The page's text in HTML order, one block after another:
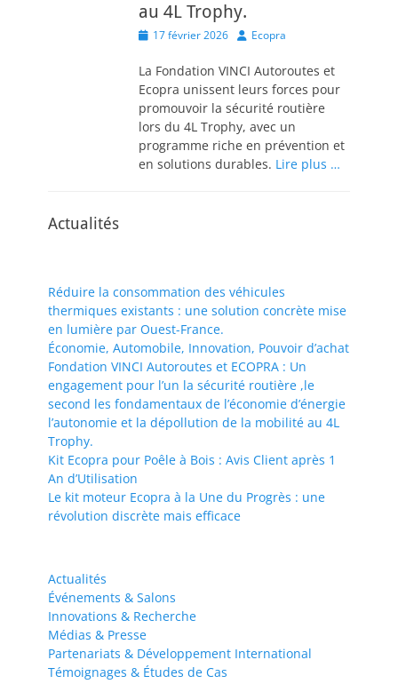
au 4L Trophy.
Posted17 février 2026 AuthorEcopra
La Fondation VINCI Autoroutes et
Ecopra unissent leurs forces pour
promouvoir la sécurité routière
lors du 4L Trophy, avec un
programme riche en prévention et
en solutions durables. Lire plus …
Actualités
Réduire la consommation des véhicules
thermiques existants : une solution concrète mise
en lumière par Ouest-France.
Économie, Automobile, Innovation, Pouvoir d’achat
Fondation VINCI Autoroutes et ECOPRA : Un
engagement pour l’un la sécurité routière ,le
second les fondamentaux de l’économie d’énergie
l’autonomie et la dépollution de la mobilité au 4L
Trophy.
Kit Ecopra pour Poêle à Bois : Avis Client après 1
An d’Utilisation
Le kit moteur Ecopra à la Une du Progrès : une
révolution discrète mais efficace
Actualités
Événements & Salons
Innovations & Recherche
Médias & Presse
Partenariats & Développement International
Témoignages & Études de Cas